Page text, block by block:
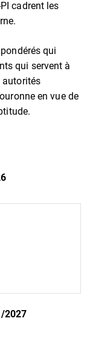
cadrent les
qui
qui servent à
autorités
en vue de
2027